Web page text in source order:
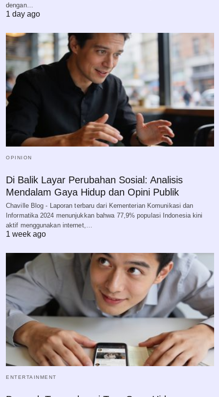
dengan…
1 day ago
OPINION
Di Balik Layar Perubahan Sosial: Analisis
Mendalam Gaya Hidup dan Opini Publik
Chaville Blog - Laporan terbaru dari Kementerian Komunikasi dan
Informatika 2024 menunjukkan bahwa 77,9% populasi Indonesia kini
aktif menggunakan internet,…
1 week ago
ENTERTAINMENT